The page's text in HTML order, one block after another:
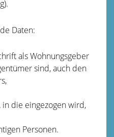
Daten:
als Wohnungsgeber
sind, auch den
die eingezogen wird,
Personen.